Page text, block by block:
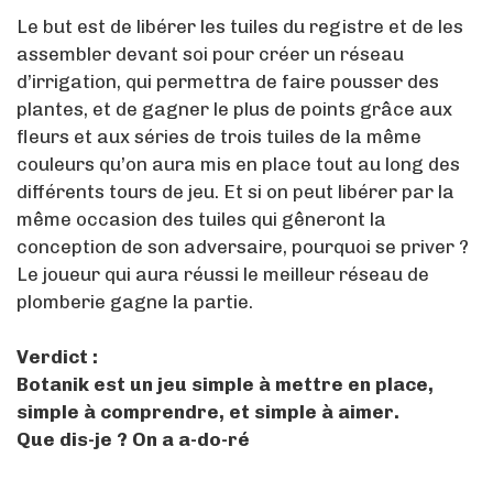
Le but est de libérer les tuiles du registre et de les
assembler devant soi pour créer un réseau
d’irrigation, qui permettra de faire pousser des
plantes, et de gagner le plus de points grâce aux
fleurs et aux séries de trois tuiles de la même
couleurs qu’on aura mis en place tout au long des
différents tours de jeu. Et si on peut libérer par la
même occasion des tuiles qui gêneront la
conception de son adversaire, pourquoi se priver ?
Le joueur qui aura réussi le meilleur réseau de
plomberie gagne la partie.
Verdict :
Botanik est un jeu simple à mettre en place,
simple à comprendre, et simple à aimer.
Que dis-je ? On a a-do-ré